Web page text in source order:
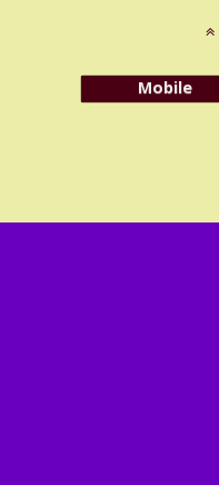
Mobile